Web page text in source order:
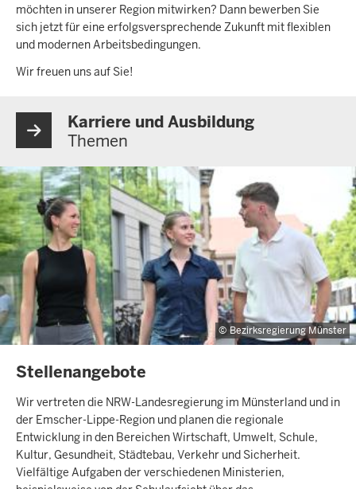
möchten in unserer Region mitwirken? Dann bewerben Sie
sich jetzt für eine erfolgsversprechende Zukunft mit flexiblen
und modernen Arbeitsbedingungen.
Wir freuen uns auf Sie!
Karriere und Ausbildung
Themen
Bezirksregierung Münster
INHALTSSEITE
Stellenangebote
Wir vertreten die NRW-Landesregierung im Münsterland und in
der Emscher-Lippe-Region und planen die regionale
Entwicklung in den Bereichen Wirtschaft, Umwelt, Schule,
Kultur, Gesundheit, Städtebau, Verkehr und Sicherheit.
Vielfältige Aufgaben der verschiedenen Ministerien,